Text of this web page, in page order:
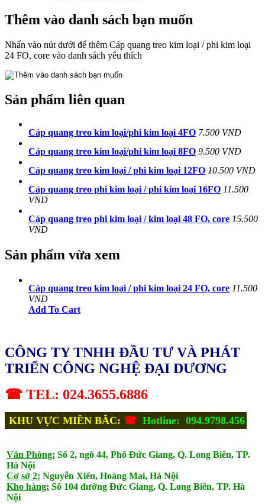
Thêm vào danh sách bạn muốn
Nhấn vào nút dưới để thêm Cáp quang treo kim loại / phi kim loại
24 FO, core vào danh sách yêu thích
Sản phẩm liên quan
Cáp quang treo kim loại/phi kim loại 4FO 7.500 VND
Cáp quang treo kim loại/phi kim loại 8FO 9.500 VND
Cáp quang treo kim loại / phi kim loại 12FO 10.500 VND
Cáp quang treo phi kim loại / phi kim loại 16FO 11.500
VND
Cáp quang treo phi kim loại / kim loại 48 FO, core 15.500
VND
Sản phẩm vừa xem
Cáp quang treo kim loại / phi kim loại 24 FO, core 11.500
VND
Add To Cart
CÔNG TY TNHH ĐẦU TƯ VÀ PHÁT
TRIỂN CÔNG NGHỆ ĐẠI DƯƠNG
☎ TEL: 024.3655.6886
KHU VỰC MIỀN BẮC: ☎ Hotline: 094.9798.456
Văn Phòng: Số 2, ngõ 44, Phố Đức Giang, Q. Long Biên, TP.
Hà Nội
Cơ sở 2: Nguyễn Xiển, Hoàng Mai, Hà Nội
Kho hàng: Số 104 đường Đức Giang, Q. Long Biên, TP. Hà
Nội